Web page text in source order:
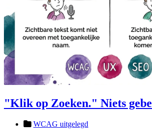
"Klik op Zoeken." Niets
WCAG uitgelegd